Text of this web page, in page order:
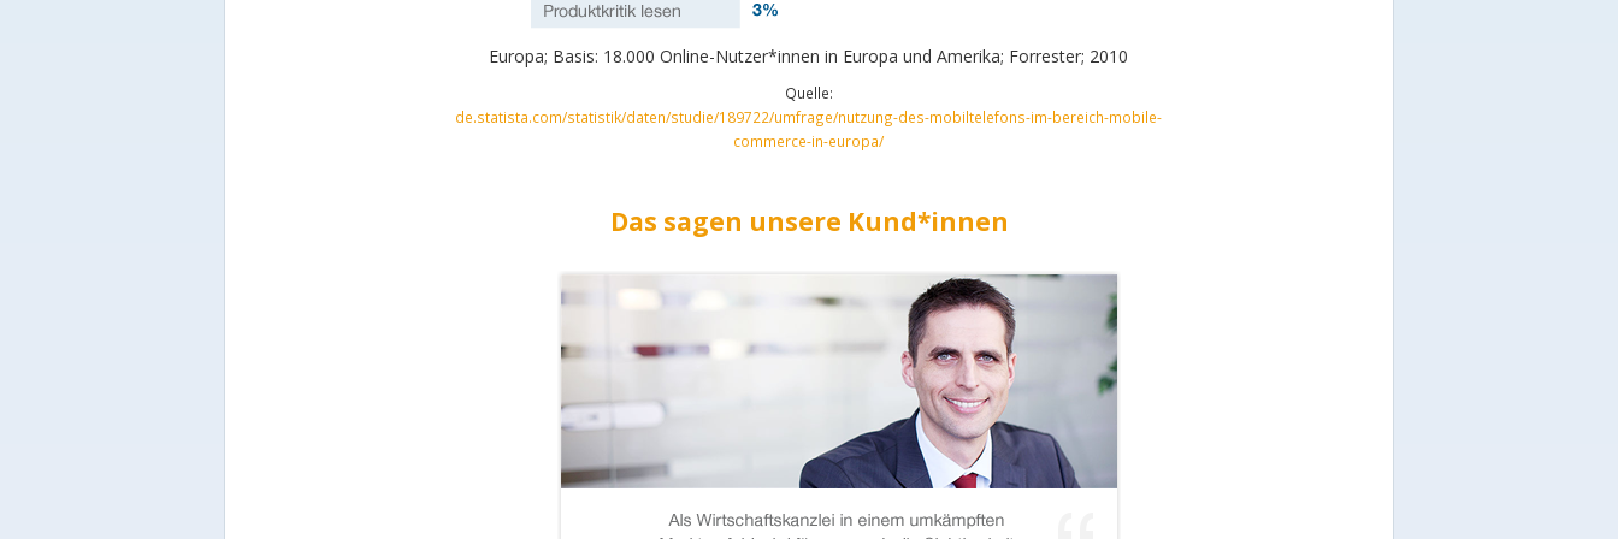
Europa; Basis: 18.000 Online-Nutzer*innen in Europa und Amerika; Forrester; 2010
Quelle:
de.statista.com/statistik/daten/studie/189722/umfrage/nutzung-des-mobiltelefons-im-bereich-mobile-
commerce-in-europa/
Das sagen unsere Kund*innen